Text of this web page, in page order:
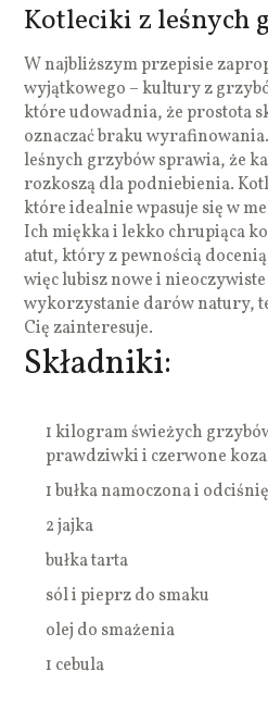
Kotleciki z leśnych
W najbliższym przepisie
wyjątkowego – kultury z
które udowadnia, że prostota
oznaczać braku
leśnych grzybów sprawia, że
rozkoszą dla podniebienia.
które idealnie wpasuje się w
Ich miękka i lekko chrupiąca
atut, który z pewnością
więc lubisz nowe i
wykorzystanie darów natury,
Cię zainteresuje.
Składniki:
1 kilogram świeżych
prawdziwki i czerwone
1 bułka namoczona i
2 jajka
bułka tarta
sól i pieprz do smaku
olej do smażenia
1 cebula